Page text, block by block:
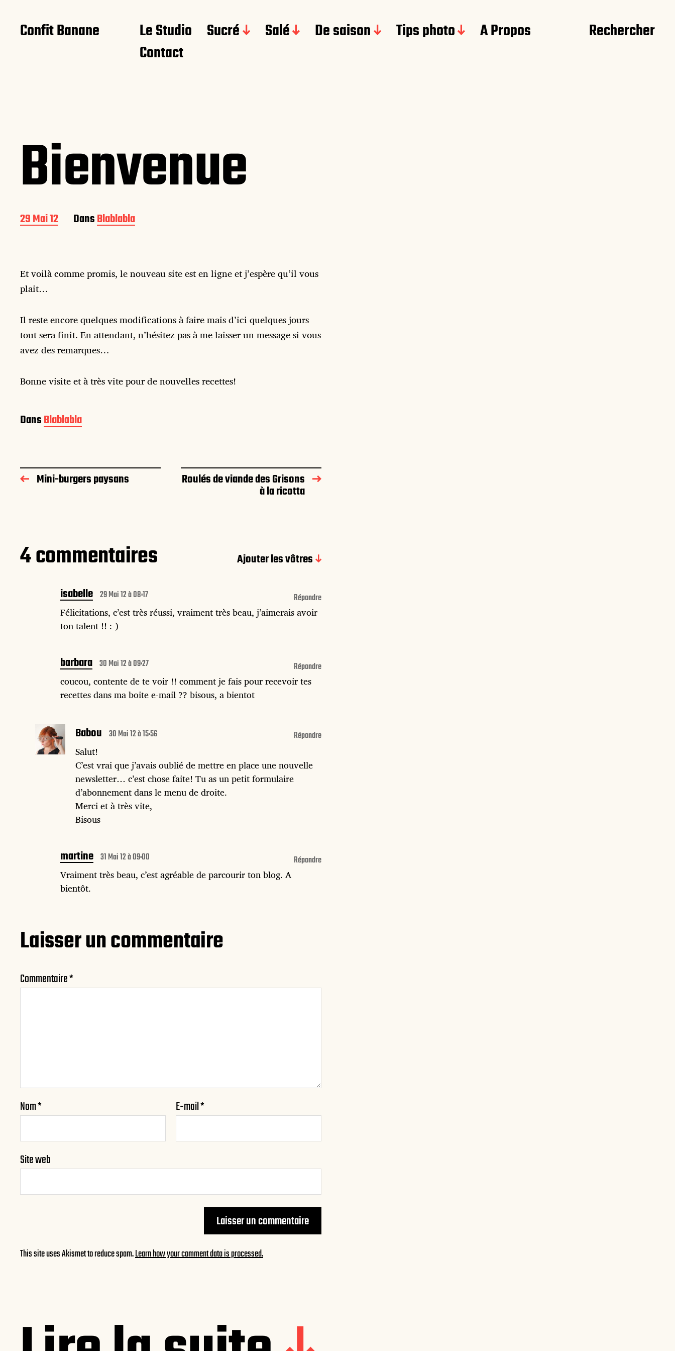
Confit Banane Le Studio Sucré Salé De saison Tips photo
A Propos
Contact
Rechercher
Bienvenue
D
a
e
p
u
l
i
c
a
o
29 Mai 12 DansBlablabla
Et voilà comme promis, le nouveau site est en ligne et j’espère qu’il vous
plait…
Il reste encore quelques modifications à faire mais d’ici quelques jours
tout sera finit. En attendant, n’hésitez pas à me laisser un message si vous
avez des remarques…
Bonne visite et à très vite pour de nouvelles recettes!
DansBlablabla
Mini-burgers paysans Roulés de viande des Grisons
à la ricotta
4 commentaires Ajouter les vôtres
isabelle 29 Mai 12 à 08:17
Félicitations, c’est très réussi, vraiment très beau, j’aimerais avoir
ton talent !! :-)
Répondre
barbara 30 Mai 12 à 09:27
coucou, contente de te voir !! comment je fais pour recevoir tes
recettes dans ma boite e-mail ?? bisous, a bientot
Répondre
Babou 30 Mai 12 à 15:56
Salut!
C’est vrai que j’avais oublié de mettre en place une nouvelle
newsletter… c’est chose faite! Tu as un petit formulaire
d’abonnement dans le menu de droite.
Merci et à très vite,
Bisous
Répondre
martine 31 Mai 12 à 09:00
Vraiment très beau, c’est agréable de parcourir ton blog. A
bientôt.
Répondre
Laisser un commentaire
Commentaire*
Nom* E-mail*
Site web
This site uses Akismet to reduce spam.Learn how your comment data is processed.